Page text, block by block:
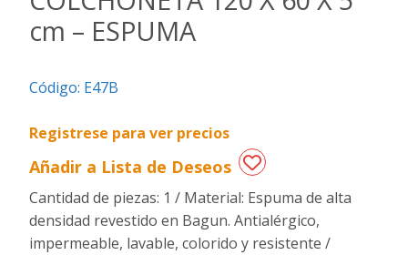
Regalos
especiales
cm – ESPUMA
Código: E47B
Registrese para ver precios
Añadir a Lista de Deseos
Cantidad de piezas: 1 / Material: Espuma de alta
densidad revestido en Bagun. Antialérgico,
impermeable, lavable, colorido y resistente /